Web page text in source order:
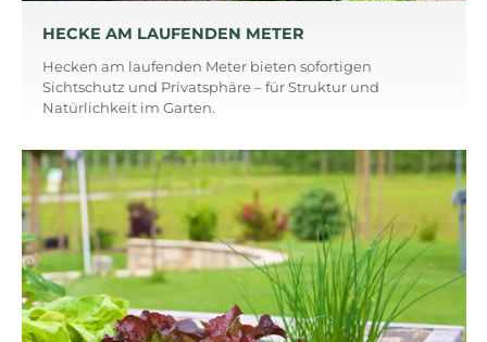
HECKE AM LAUFENDEN METER
Hecken am laufenden Meter bieten sofortigen
Sichtschutz und Privatsphäre – für Struktur und
Natürlichkeit im Garten.